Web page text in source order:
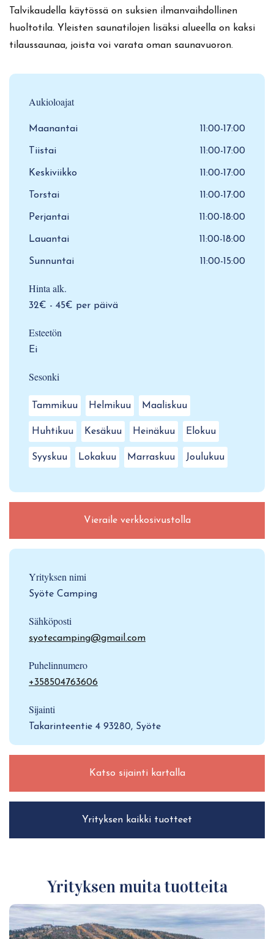
Talvikaudella käytössä on suksien ilmanvaihdollinen
huoltotila. Yleisten saunatilojen lisäksi alueella on kaksi
tilaussaunaa, joista voi varata oman saunavuoron.
Aukioloajat
Maanantai 11:00-17:00
Tiistai 11:00-17:00
Keskiviikko 11:00-17:00
Torstai 11:00-17:00
Perjantai 11:00-18:00
Lauantai 11:00-18:00
Sunnuntai 11:00-15:00
Hinta alk.
32€ - 45€ per päivä
Esteetön
Ei
Sesonki
Tammikuu Helmikuu Maaliskuu
Huhtikuu Kesäkuu Heinäkuu Elokuu
Syyskuu Lokakuu Marraskuu Joulukuu
Vieraile verkkosivustolla
Yrityksen nimi
Syöte Camping
Sähköposti
syotecamping@gmail.com
Puhelinnumero
+358504763606
Sijainti
Takarinteentie 4 93280, Syöte
Katso sijainti kartalla
Yrityksen kaikki tuotteet
Yrityksen muita tuotteita